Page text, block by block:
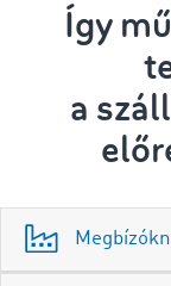
Így
a